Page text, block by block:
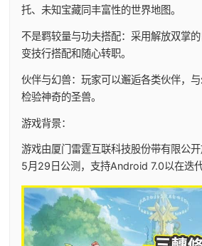
托、未知宝藏同丰富性的世界地图。
不是羁较量与功夫搭配：采用解放双掌
变技行搭配和随心转职。
伙伴与幻兽：玩家可以邂逅各类伙伴，
检验神奇的圣兽。
游戏背景：
游戏由厦门雷霆互联科技股份带有限公
5月29日公测，支持Android 7.0以在迭代